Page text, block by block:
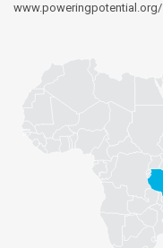
www.poweringpotential.org/